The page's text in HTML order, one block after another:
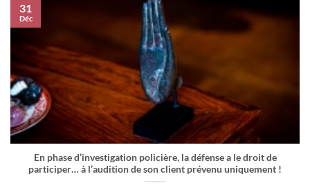
En phase d’investigation policière, la défense a le droit de
participer… à l’audition de son client prévenu uniquement !
31
Déc